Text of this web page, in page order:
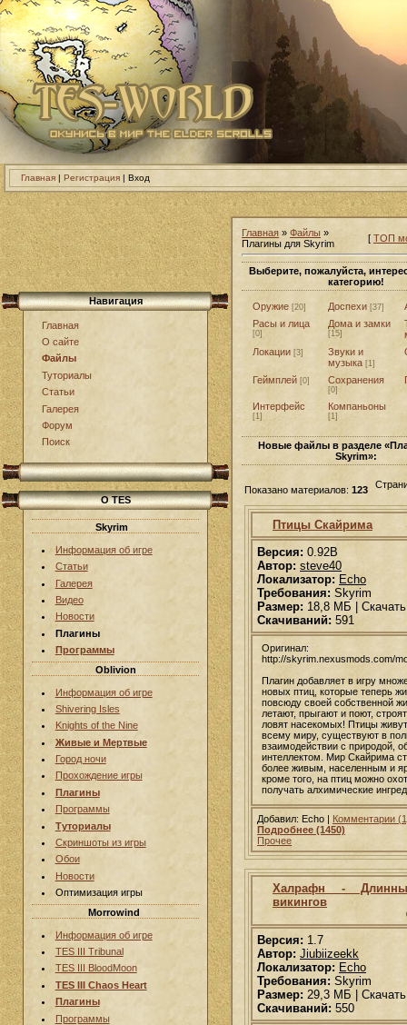
Главная | Регистрация | Вход
Навигация
Главная
О сайте
Файлы
Туториалы
Статьи
Галерея
Форум
Поиск
О TES
Skyrim
Информация об игре
Статьи
Галерея
Видео
Новости
Плагины
Программы
Oblivion
Информация об игре
Shivering Isles
Knights of the Nine
Живые и Мертвые
Город ночи
Прохождение игры
Плагины
Программы
Туториалы
Скриншоты из игры
Обои
Новости
Оптимизация игры
Morrowind
Информация об игре
TES III Tribunal
TES III BloodMoon
TES III Chaos Heart
Плагины
Программы
Главная » Файлы »
Плагины для Skyrim
[ ТОП
Выберите, пожалуйста,
категорию!
Оружие [20] Доспехи [37]
Расы и лица
[0]
Дома и замки
[15]
Локации [3]
Звуки и
музыка [1]
Геймплей [0] Сохранения
[0]
Интерфейс
[1]
Компаньоны
[1]
Новые файлы в разделе
Skyrim»:
Показано материалов: 123
Птицы Скайрима
Версия: 0.92B
Автор: steve40
Локализатор: Echo
Требования: Skyrim
Размер: 18,8 МБ | Скачать
Скачиваний: 591
Оригинал:
http://skyrim.nexusmods.com/
Плагин добавляет в игру
новых птиц, которые теперь
повсюду своей собственной
летают, прыгают и поют,
ловят насекомых! Птицы
всему миру, существуют в
взаимодействии с природой,
интеллектом. Мир Скайрима
более живым, населенным и
кроме того, на птиц можно
получать алхимические
Добавил: Echo | Комментарии
Подробнее (1450)
Прочее
Халрафн -
викингов
Версия: 1.7
Автор: Jiubiizeekk
Локализатор: Echo
Требования: Skyrim
Размер: 29,3 МБ | Скачать
Скачиваний: 550